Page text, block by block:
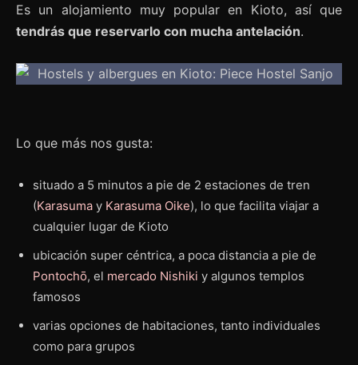
Es un alojamiento muy popular en Kioto, así que
tendrás que reservarlo con mucha antelación.
Lo que más nos gusta:
situado a 5 minutos a pie de 2 estaciones de tren
(Karasuma y Karasuma Oike), lo que facilita viajar a
cualquier lugar de Kioto
ubicación super céntrica, a poca distancia a pie de
Pontochō, el mercado Nishiki y algunos templos
famosos
varias opciones de habitaciones, tanto individuales
como para grupos